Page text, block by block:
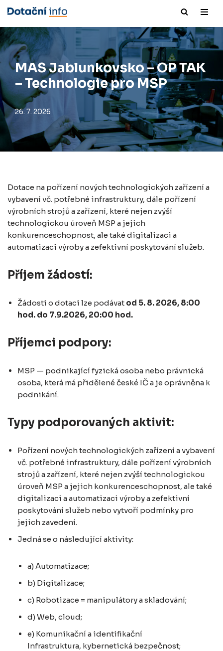
Přeskočit
na
obsah
MAS Jablunkovsko – OP TAK
– Technologie pro MSP
26. 7. 2026
Dotace na pořízení nových technologických zařízení a
vybavení vč. potřebné infrastruktury, dále pořízení
výrobních strojů a zařízení, které nejen zvýší
technologickou úroveň MSP a jejich
konkurenceschopnost, ale také digitalizaci a
automatizaci výroby a zefektivní poskytování služeb.
Příjem žádostí:
Žádosti o dotaci lze podávat od 5. 8. 2026, 8:00
hod. do 7.9.2026, 20:00 hod.
Příjemci podpory:
MSP — podnikající fyzická osoba nebo právnická
osoba, která má přidělené české IČ a je oprávněna k
podnikání.
Typy podporovaných aktivit:
Pořízení nových technologických zařízení a vybavení
vč. potřebné infrastruktury, dále pořízení výrobních
strojů a zařízení, které nejen zvýší technologickou
úroveň MSP a jejich konkurenceschopnost, ale také
digitalizaci a automatizaci výroby a zefektivní
poskytování služeb nebo vytvoří podmínky pro
jejich zavedení.
Jedná se o následující aktivity:
a) Automatizace;
b) Digitalizace;
c) Robotizace = manipulátory a skladování;
d) Web, cloud;
e) Komunikační a identifikační
Infrastruktura, kybernetická bezpečnost;